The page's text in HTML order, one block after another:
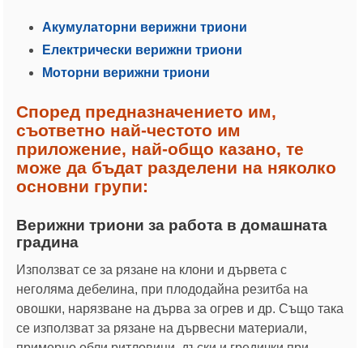
Акумулаторни верижни триони
Електрически верижни триони
Моторни верижни триони
Според предназначението им,
съответно най-честото им
приложение, най-общо казано, те
може да бъдат разделени на няколко
основни групи:
Верижни триони за работа в домашната
градина
Използват се за рязане на клони и дървета с
неголяма дебелина, при плододайна резитба на
овошки, нарязване на дърва за огрев и др. Също така
се използват за рязане на дървесни материали,